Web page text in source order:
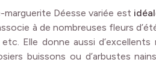
marguerite Déesse variée est
à de nombreuses fleurs
etc. Elle donne aussi d’excellents
buissons ou d’arbustes